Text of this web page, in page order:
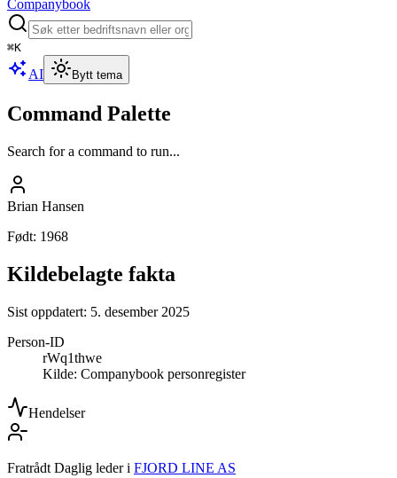
Companybook
⌘K
AI Bytt tema
Command Palette
Search for a command to run...
Brian Hansen
Født: 1968
Kildebelagte fakta
Sist oppdatert: 5. desember 2025
Person-ID
rWq1thwe
Kilde: Companybook personregister
Hendelser
Fratrådt Daglig lederi FJORD LINE AS